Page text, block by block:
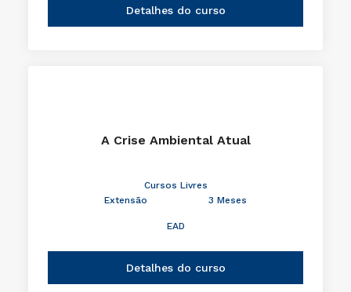
Detalhes do curso
A Crise Ambiental Atual
Cursos Livres
Extensão
3 Meses
EAD
Detalhes do curso